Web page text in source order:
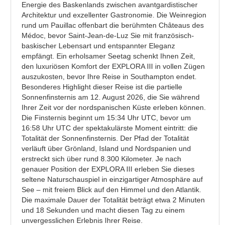
Energie des Baskenlands zwischen avantgardistischer
Architektur und exzellenter Gastronomie. Die Weinregion
rund um Pauillac offenbart die berühmten Châteaus des
Médoc, bevor Saint-Jean-de-Luz Sie mit französisch-
baskischer Lebensart und entspannter Eleganz
empfängt. Ein erholsamer Seetag schenkt Ihnen Zeit,
den luxuriösen Komfort der EXPLORA III in vollen Zügen
auszukosten, bevor Ihre Reise in Southampton endet.
Besonderes Highlight dieser Reise ist die partielle
Sonnenfinsternis am 12. August 2026, die Sie während
Ihrer Zeit vor der nordspanischen Küste erleben können.
Die Finsternis beginnt um 15:34 Uhr UTC, bevor um
16:58 Uhr UTC der spektakulärste Moment eintritt: die
Totalität der Sonnenfinsternis. Der Pfad der Totalität
verläuft über Grönland, Island und Nordspanien und
erstreckt sich über rund 8.300 Kilometer. Je nach
genauer Position der EXPLORA III erleben Sie dieses
seltene Naturschauspiel in einzigartiger Atmosphäre auf
See – mit freiem Blick auf den Himmel und den Atlantik.
Die maximale Dauer der Totalität beträgt etwa 2 Minuten
und 18 Sekunden und macht diesen Tag zu einem
unvergesslichen Erlebnis Ihrer Reise.